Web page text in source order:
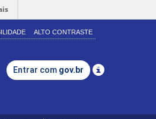
ALTO CONTRASTE
Entrar com gov.br